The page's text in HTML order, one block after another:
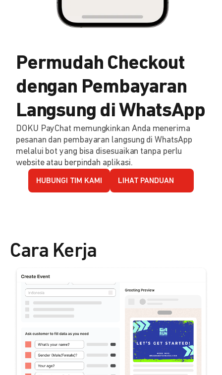
Permudah Checkout
dengan Pembayaran
Langsung di WhatsApp
DOKU PayChat memungkinkan Anda menerima
pesanan dan pembayaran langsung di WhatsApp
melalui bot yang bisa disesuaikan tanpa perlu
website atau berpindah aplikasi.
HUBUNGI TIM KAMI LIHAT PANDUAN
Cara Kerja